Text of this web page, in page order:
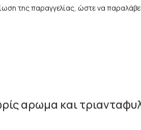
της παραγγελίας, ώστε να
αρωμα και